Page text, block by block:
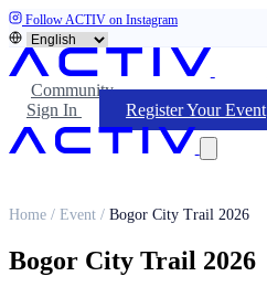
Follow ACTIV on Instagram
Community
Sign In
Register Your Event
Home / Event / Bogor City Trail 2026
Bogor City Trail 2026